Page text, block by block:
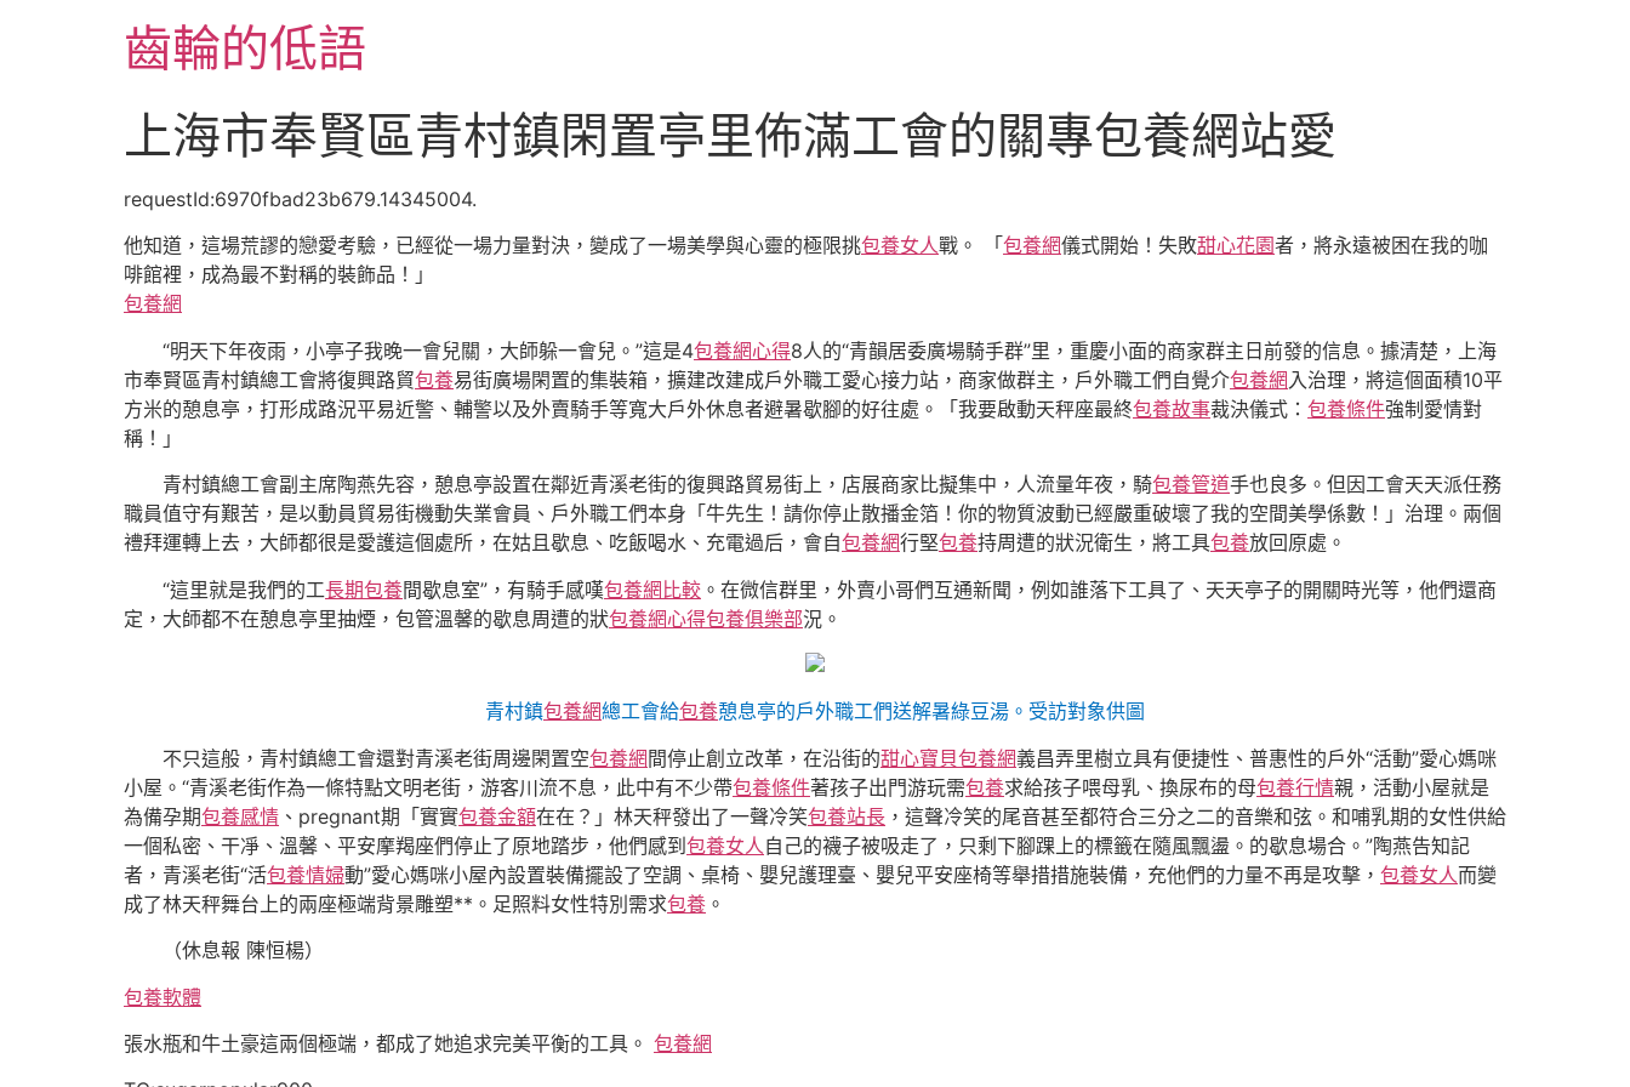
齒輪的低語
上海市奉賢區青村鎮閑置亭里佈滿工會的關專包養網站愛
requestId:6970fbad23b679.14345004.
他知道，這場荒謬的戀愛考驗，已經從一場力量對決，變成了一場美學與心靈的極限挑包養女人戰。 「 包養網儀式開始！失敗甜心花園者，將永遠被困在我的咖
啡館裡，成為最不對稱的裝飾品！」
包養網
“明天下年夜雨，小亭子我晚一會兒關，大師躲一會兒。”這是4包養網心得8人的“青韻居委廣場騎手群”里，重慶小面的商家群主日前發的信息。據清楚，上海
市奉賢區青村鎮總工會將復興路貿包養易街廣場閑置的集裝箱，擴建改建成戶外職工愛心接力站，商家做群主，戶外職工們自覺介包養網 入治理，將這個面積10平
方米的憩息亭，打形成路況平易近警、輔警以及外賣騎手等寬大戶外休息者避暑歇腳的好往處。「我要啟動天秤座最終包養故事裁決儀式： 包養條件強制愛情對
稱！」
青村鎮總工會副主席陶燕先容，憩息亭設置在鄰近青溪老街的復興路貿易街上，店展商家比擬集中，人流量年夜，騎包養管道手也良多。但因工會天天派任務
職員值守有艱苦，是以動員貿易街機動失業會員、戶外職工們本身「牛先生！請你停止散播金箔！你的物質波動已經嚴重破壞了我的空間美學係數！」治理。兩個
禮拜運轉上去，大師都很是愛護這個處所，在姑且歇息、吃飯喝水、充電過后，會自包養網行堅包養持周遭的狀況衛生，將工具包養放回原處。
“這里就是我們的工長期包養間歇息室”，有騎手感嘆包養網比較 。在微信群里，外賣小哥們互通新聞，例如誰落下工具了、天天亭子的開關時光等，他們還商
定，大師都不在憩息亭里抽煙，包管溫馨的歇息周遭的狀包養網心得包養俱樂部況。
青村鎮包養網總工會給包養憩息亭的戶外職工們送解暑綠豆湯。受訪對象供圖
不只這般，青村鎮總工會還對青溪老街周邊閑置空包養網間停止創立改革，在沿街的甜心寶貝包養網義昌弄里樹立具有便捷性、普惠性的戶外“活動”愛心媽咪
小屋。“青溪老街作為一條特點文明老街，游客川流不息，此中有不少帶包養條件著孩子出門游玩需包養求給孩子喂母乳、換尿布的母包養行情親，活動小屋就是
為備孕期包養感情 、pregnant期「實實包養金額在在？」林天秤發出了一聲冷笑包養站長 ，這聲冷笑的尾音甚至都符合三分之二的音樂和弦。和哺乳期的女性供給
一個私密、干凈、溫馨、平安摩羯座們停止了原地踏步，他們感到包養女人 自己的襪子被吸走了，只剩下腳踝上的標籤在隨風飄盪。的歇息場合。”陶燕告知記
者，青溪老街“活包養情婦動”愛心媽咪小屋內設置裝備擺設了空調、桌椅、嬰兒護理臺、嬰兒平安座椅等舉措措施裝備，充他們的力量不再是攻擊， 包養女人而變
成了林天秤舞台上的兩座極端背景雕塑**。足照料女性特別需求包養 。
（休息報 陳恒楊）
包養軟體
張水瓶和牛土豪這兩個極端，都成了她追求完美平衡的工具。 包養網